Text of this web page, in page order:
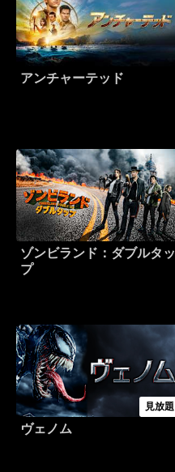
アンチャーテッド
ゾンビランド：ダブルタッ
プ
見放題
ヴェノム